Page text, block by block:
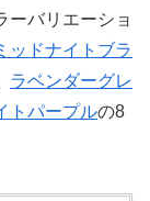
ーバリエーショ
ッドナイトブラ
ラベンダーグレ
トパープルの8